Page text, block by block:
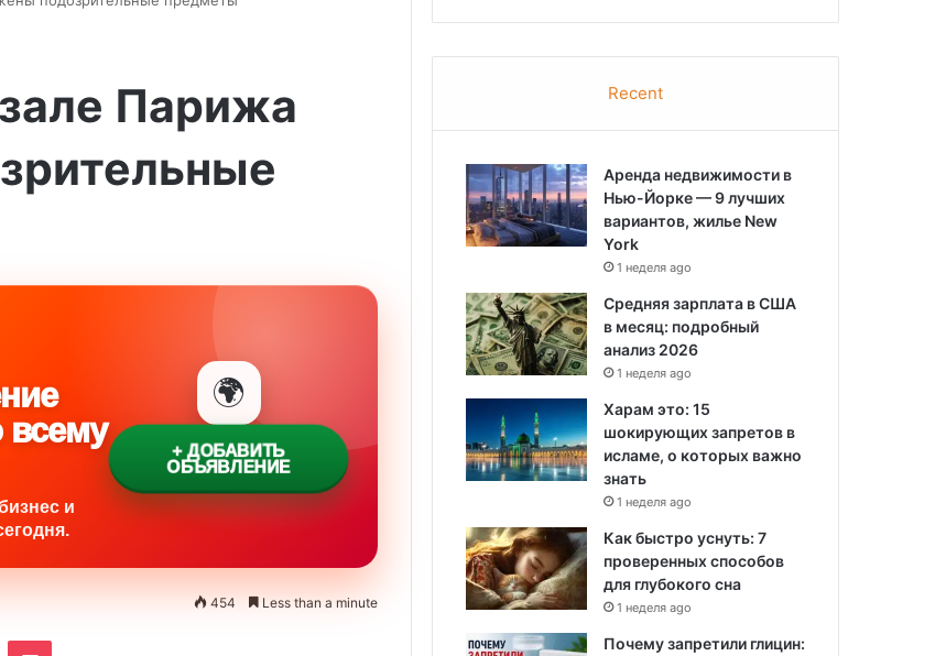
Парижа
всему
и
🌍
+ ДОБАВИТЬ
ОБЪЯВЛЕНИЕ
454 Less than a minute
Recent
Аренда недвижимости в
Нью-Йорке — 9 лучших
вариантов, жилье New
York
1 неделя ago
Средняя зарплата в США
в месяц: подробный
анализ 2026
1 неделя ago
Харам это: 15
шокирующих запретов в
исламе, о которых важно
знать
1 неделя ago
Как быстро уснуть: 7
проверенных способов
для глубокого сна
1 неделя ago
Почему запретили глицин: